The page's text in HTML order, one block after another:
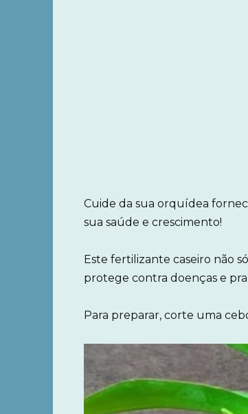
Cuide da sua orquídea
sua saúde e crescimento!
Este fertilizante caseiro não
protege contra doenças e
Para preparar, corte uma